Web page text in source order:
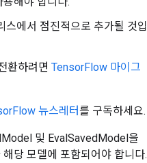
에서 점진적으로 추가될 것입
환하려면 TensorFlow 마이그
뉴스레터를 구독하세요.
및 EvalSavedModel을
당 모델에 포함되어야 합니다.